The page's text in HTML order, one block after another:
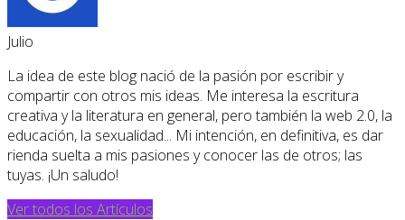
Julio
La idea de este blog nació de la pasión por escribir y
compartir con otros mis ideas. Me interesa la escritura
creativa y la literatura en general, pero también la web 2.0, la
educación, la sexualidad... Mi intención, en definitiva, es dar
rienda suelta a mis pasiones y conocer las de otros; las
tuyas. ¡Un saludo!
Ver todos los Artículos